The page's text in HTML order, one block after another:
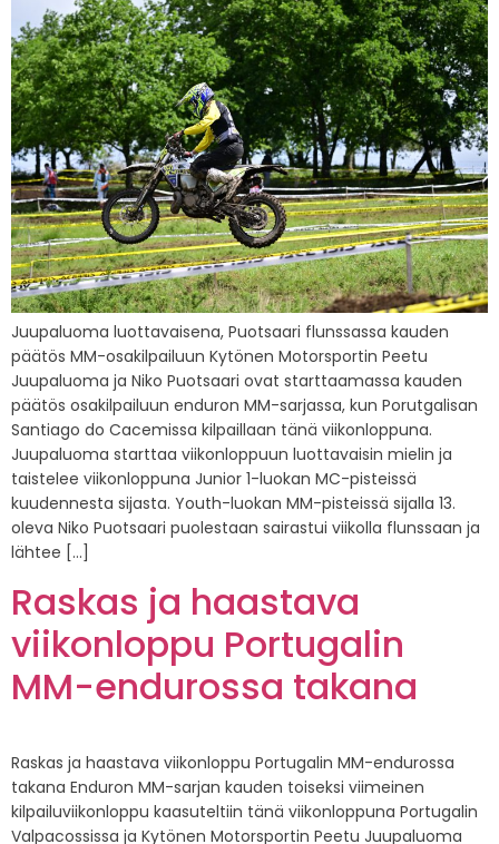
Juupaluoma luottavaisena, Puotsaari flunssassa kauden
päätös MM-osakilpailuun Kytönen Motorsportin Peetu
Juupaluoma ja Niko Puotsaari ovat starttaamassa kauden
päätös osakilpailuun enduron MM-sarjassa, kun Porutgalisan
Santiago do Cacemissa kilpaillaan tänä viikonloppuna.
Juupaluoma starttaa viikonloppuun luottavaisin mielin ja
taistelee viikonloppuna Junior 1-luokan MC-pisteissä
kuudennesta sijasta. Youth-luokan MM-pisteissä sijalla 13.
oleva Niko Puotsaari puolestaan sairastui viikolla flunssaan ja
lähtee […]
Raskas ja haastava
viikonloppu Portugalin
MM-endurossa takana
Raskas ja haastava viikonloppu Portugalin MM-endurossa
takana Enduron MM-sarjan kauden toiseksi viimeinen
kilpailuviikonloppu kaasuteltiin tänä viikonloppuna Portugalin
Valpacossissa ja Kytönen Motorsportin Peetu Juupaluoma